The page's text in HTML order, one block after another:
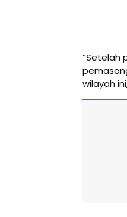
“Setelah
wilayah